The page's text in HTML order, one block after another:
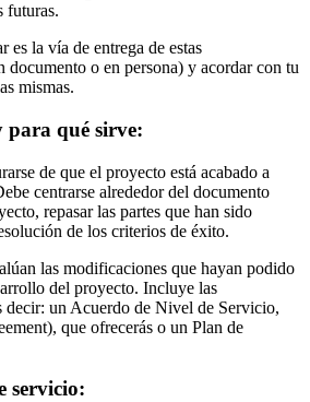
futuras.
es la vía de entrega de estas
documento o en persona) y acordar con tu
mismas.
para qué sirve:
de que el proyecto está acabado a
centrarse alrededor del documento
repasar las partes que han sido
de los criterios de éxito.
las modificaciones que hayan podido
del proyecto. Incluye las
decir: un Acuerdo de Nivel de Servicio,
que ofrecerás o un Plan de
servicio: